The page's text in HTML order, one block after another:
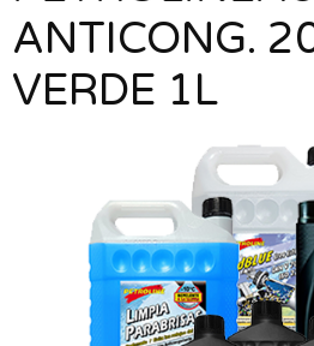
ANTICONG.
VERDE 1L